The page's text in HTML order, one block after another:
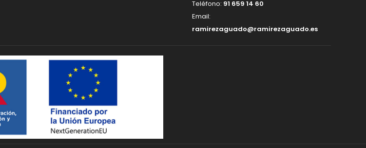
Teléfono: 91 659 14 60
Email:
ramirezaguado@ramirezaguado.es